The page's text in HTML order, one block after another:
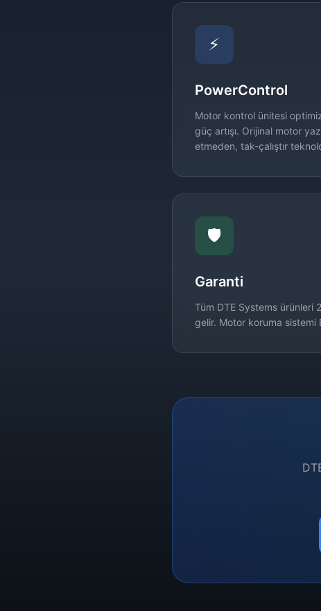
⚡
PowerControl
Motor kontrol ünitesi
güç artışı. Orijinal motor
etmeden, tak-çalıştır
🛡️
Garanti
Tüm DTE Systems ürünleri
gelir. Motor koruma sistemi